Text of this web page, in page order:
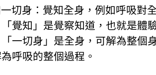
切身：覺知全身，例如呼吸對
覺知」是覺察知道，也就是體
一切身」是全身，可解為整個
呼吸的整個過程。